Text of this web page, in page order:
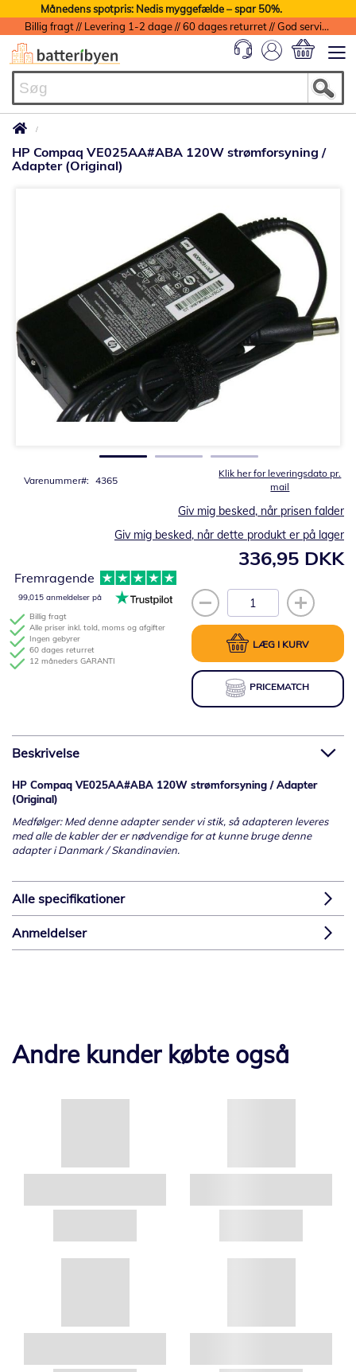
Månedens spotpris: Nedis myggefælde – spar 50%.
Billig fragt // Levering 1-2 dage // 60 dages returret // God service med garanti
HP Compaq VE025AA#ABA 120W strømforsyning /
Adapter (Original)
Klik her for leveringsdato pr.
mail
Varenummer 4365
336,95 DKK
Giv mig besked, når prisen falder
Giv mig besked, når dette produkt er på lager
LÆG I KURV
PRICEMATCH
Billig fragt
Alle priser inkl. told, moms og afgifter
Ingen gebyrer
60 dages returret
12 måneders GARANTI
Fremragende
99,015 anmeldelser på
Beskrivelse
HP Compaq VE025AA#ABA 120W strømforsyning / Adapter
(Original)
Medfølger: Med denne adapter sender vi stik, så adapteren leveres
med alle de kabler der er nødvendige for at kunne bruge denne
adapter i Danmark / Skandinavien.
Alle specifikationer
Anmeldelser
Andre kunder købte også